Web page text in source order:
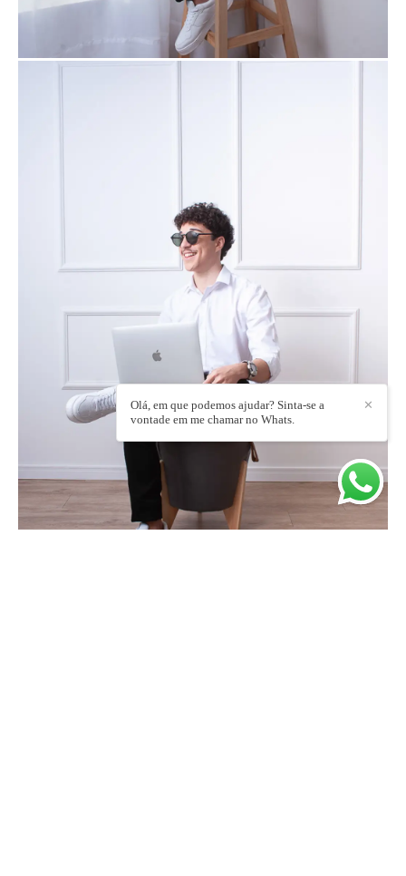
✕
Olá, em que podemos ajudar? Sinta-se a
vontade em me chamar no Whats.